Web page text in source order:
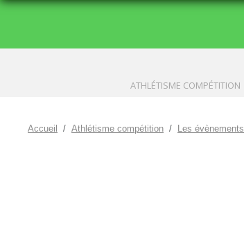
ATHLÉTISME COMPÉTITION
Accueil Athlétisme compétition Les évènements